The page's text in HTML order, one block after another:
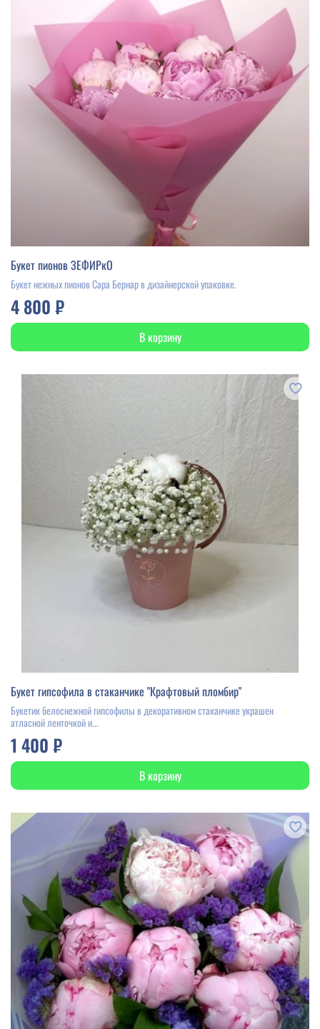
Букет пионов ЗЕФИРкО
Букет нежных пионов Сара Бернар в дизайнерской упаковке.
4 800 ₽
В корзину
Букет гипсофила в стаканчике "Крафтовый пломбир"
Букетик белоснежной гипсофилы в декоративном стаканчике украшен
атласной ленточкой и...
1 400 ₽
В корзину